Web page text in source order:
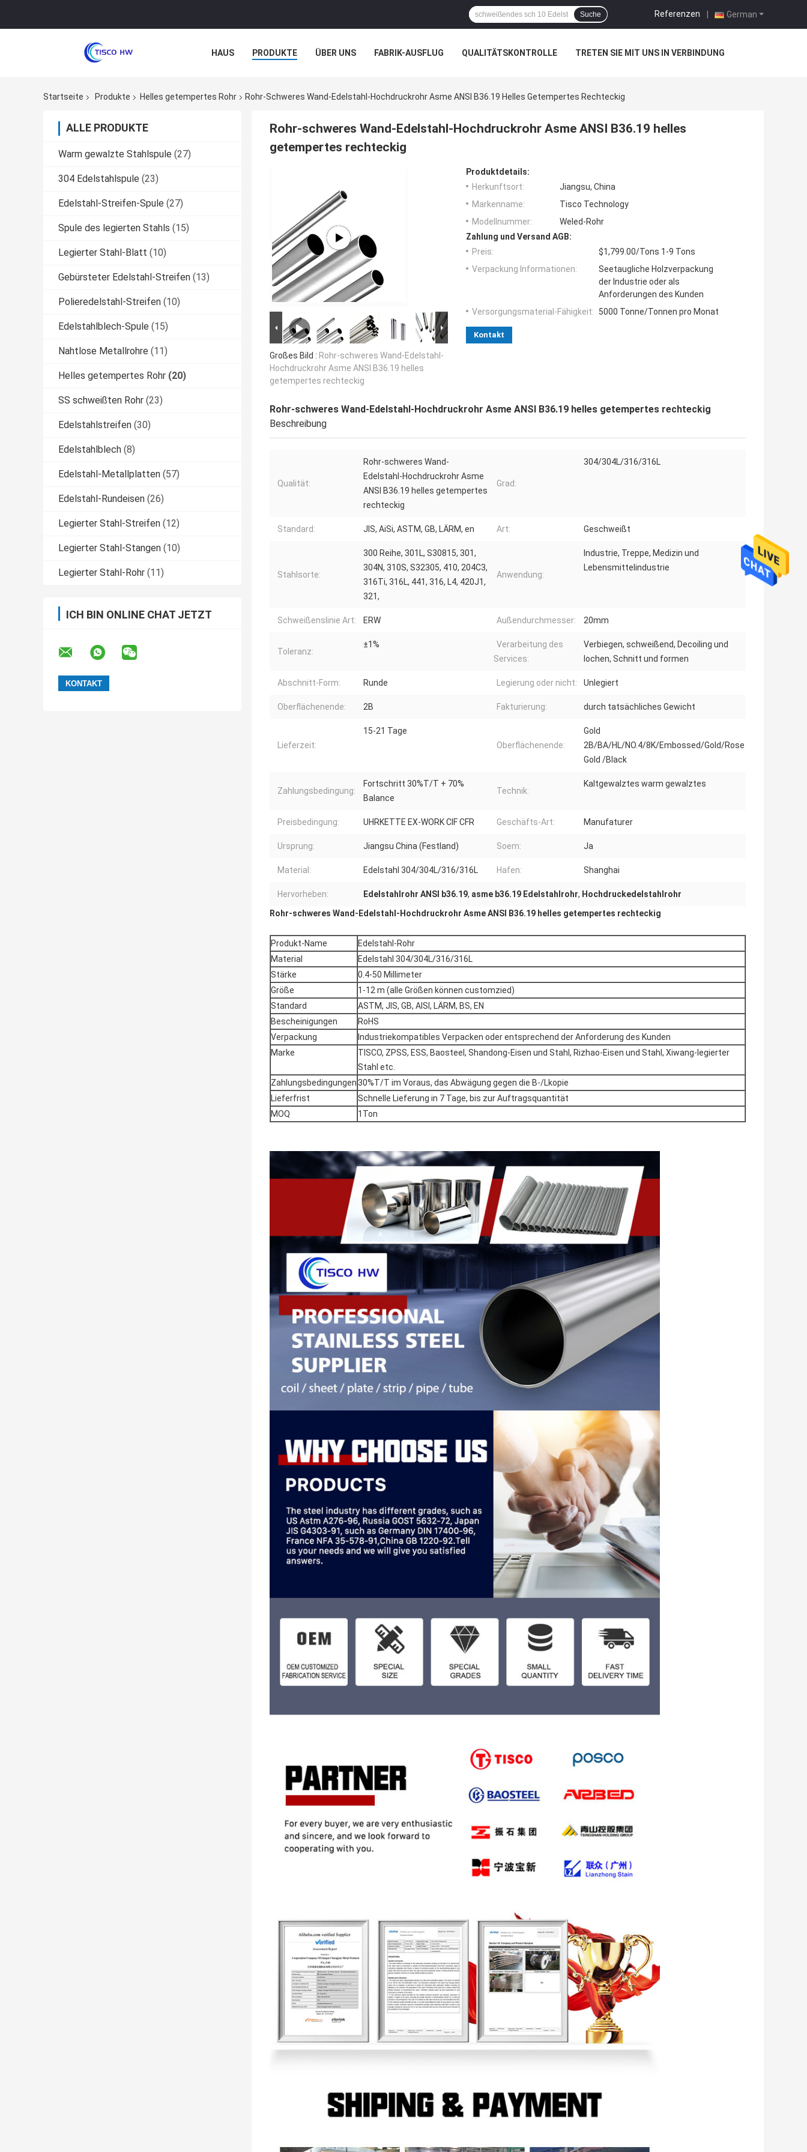
German
Referenzen |
Suche
HAUS PRODUKTE ÜBER UNS FABRIK-AUSFLUG QUALITÄTSKONTROLLE TRETEN SIE MIT UNS IN VERBINDUNG
Startseite
Produkte Helles getempertes Rohr Rohr-Schweres Wand-Edelstahl-Hochdruckrohr Asme ANSI B36.19 Helles Getempertes Rechteckig
ALLE PRODUKTE
Warm gewalzte Stahlspule (27)
304 Edelstahlspule (23)
Edelstahl-Streifen-Spule (27)
Spule des legierten Stahls (15)
Legierter Stahl-Blatt (10)
Gebürsteter Edelstahl-Streifen (13)
Polieredelstahl-Streifen (10)
Edelstahlblech-Spule (15)
Nahtlose Metallrohre (11)
Helles getempertes Rohr (20)
SS schweißten Rohr (23)
Edelstahlstreifen (30)
Edelstahlblech (8)
Edelstahl-Metallplatten (57)
Edelstahl-Rundeisen (26)
Legierter Stahl-Streifen (12)
Legierter Stahl-Stangen (10)
Legierter Stahl-Rohr (11)
ICH BIN ONLINE CHAT JETZT
Rohr-schweres Wand-Edelstahl-Hochdruckrohr Asme ANSI B36.19 helles
getempertes rechteckig
Großes Bild : Rohr-schweres Wand-Edelstahl-
Hochdruckrohr Asme ANSI B36.19 helles
getempertes rechteckig
Produktdetails:
Herkunftsort:
Jiangsu, China
Markenname:
Tisco Technology
Modellnummer:
Weled-Rohr
Zahlung und Versand AGB:
Preis:
$1,799.00/Tons 1-9 Tons
Verpackung Informationen:
Seetaugliche Holzverpackung
der Industrie oder als
Anforderungen des Kunden
Versorgungsmaterial-Fähigkeit:
5000 Tonne/Tonnen pro Monat
Kontakt
Rohr-schweres Wand-Edelstahl-Hochdruckrohr Asme ANSI B36.19 helles getempertes rechteckig
Beschreibung
Qualität:
Rohr-schweres Wand-
Edelstahl-Hochdruckrohr Asme
ANSI B36.19 helles getempertes
rechteckig
Grad:
304/304L/316/316L
Standard: JIS, AiSi, ASTM, GB, LÄRM, en Art: Geschweißt
Stahlsorte:
300 Reihe, 301L, S30815, 301,
304N, 310S, S32305, 410, 204C3,
316Ti, 316L, 441, 316, L4, 420J1,
321,
Anwendung:
Industrie, Treppe, Medizin und
Lebensmittelindustrie
Schweißenslinie Art: ERW Außendurchmesser: 20mm
Toleranz:
±1%
Verarbeitung des
Services:
Verbiegen, schweißend, Decoiling und
lochen, Schnitt und formen
Abschnitt-Form: Runde Legierung oder nicht: Unlegiert
Oberflächenende: 2B Fakturierung: durch tatsächliches Gewicht
Lieferzeit:
15-21 Tage
Oberflächenende:
Gold
2B/BA/HL/NO.4/8K/Embossed/Gold/Rose
Gold /Black
Zahlungsbedingung:
Fortschritt 30%T/T + 70%
Balance
Technik:
Kaltgewalztes warm gewalztes
Preisbedingung: UHRKETTE EX-WORK CIF CFR Geschäfts-Art: Manufaturer
Ursprung: Jiangsu China (Festland) Soem: Ja
Material: Edelstahl 304/304L/316/316L Hafen: Shanghai
Hervorheben: Edelstahlrohr ANSI b36.19, asme b36.19 Edelstahlrohr, Hochdruckedelstahlrohr
Rohr-schweres Wand-Edelstahl-Hochdruckrohr Asme ANSI B36.19 helles getempertes rechteckig
Produkt-Name
Edelstahl-Rohr
Material
Edelstahl 304/304L/316/316L
Stärke
0.4-50 Millimeter
Größe
1-12 m (alle Größen können customzied)
Standard
ASTM, JIS, GB, AISI, LÄRM, BS, EN
Bescheinigungen
RoHS
Verpackung
Industriekompatibles Verpacken oder entsprechend der Anforderung des Kunden
Marke
TISCO, ZPSS, ESS, Baosteel, Shandong-Eisen und Stahl, Rizhao-Eisen und Stahl, Xiwang-legierter
Stahl etc.
Zahlungsbedingungen30%T/T im Voraus, das Abwägung gegen die B-/Lkopie
Lieferfrist
Schnelle Lieferung in 7 Tage, bis zur Auftragsquantität
MOQ
1Ton